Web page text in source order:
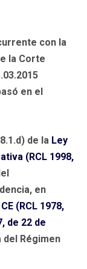
con la
la Corte
en el
de la Ley
(RCL 1998,
en
CE (RCL 1978,
de 22 de
del Régimen